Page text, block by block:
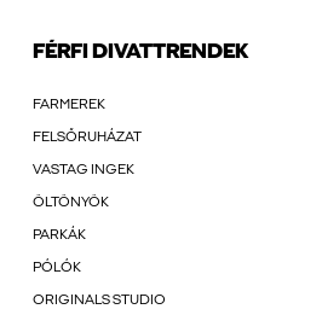
FÉRFI DIVATTRENDEK
FARMEREK
FELSŐRUHÁZAT
VASTAG INGEK
ÖLTÖNYÖK
PARKÁK
PÓLÓK
ORIGINALS STUDIO